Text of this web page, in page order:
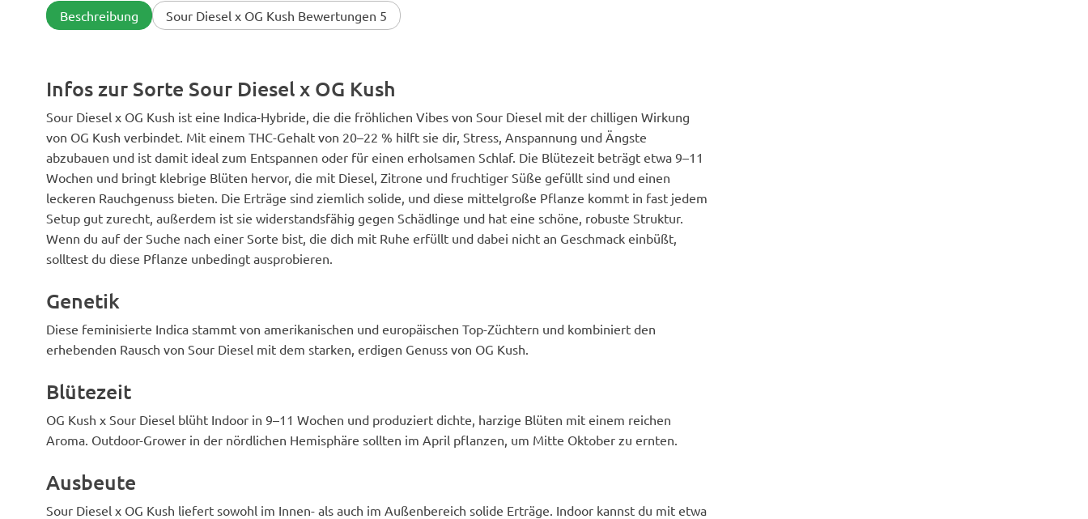
ist tief und entspannend – perfekt
zum Entspannen nach einem langen
zum Entspannen, aber nicht zu sehr
auf der Couch.
Beschreibung Sour Diesel x OG Kush Bewertungen 5
Infos zur Sorte Sour Diesel x OG Kush
Sour Diesel x OG Kush ist eine Indica-Hybride, die die fröhlichen Vibes von Sour Diesel mit der chilligen Wirkung
von OG Kush verbindet. Mit einem THC-Gehalt von 20–22 % hilft sie dir, Stress, Anspannung und Ängste
abzubauen und ist damit ideal zum Entspannen oder für einen erholsamen Schlaf. Die Blütezeit beträgt etwa 9–11
Wochen und bringt klebrige Blüten hervor, die mit Diesel, Zitrone und fruchtiger Süße gefüllt sind und einen
leckeren Rauchgenuss bieten. Die Erträge sind ziemlich solide, und diese mittelgroße Pflanze kommt in fast jedem
Setup gut zurecht, außerdem ist sie widerstandsfähig gegen Schädlinge und hat eine schöne, robuste Struktur.
Wenn du auf der Suche nach einer Sorte bist, die dich mit Ruhe erfüllt und dabei nicht an Geschmack einbüßt,
solltest du diese Pflanze unbedingt ausprobieren.
Genetik
Diese feminisierte Indica stammt von amerikanischen und europäischen Top-Züchtern und kombiniert den
erhebenden Rausch von Sour Diesel mit dem starken, erdigen Genuss von OG Kush.
Blütezeit
OG Kush x Sour Diesel blüht Indoor in 9–11 Wochen und produziert dichte, harzige Blüten mit einem reichen
Aroma. Outdoor-Grower in der nördlichen Hemisphäre sollten im April pflanzen, um Mitte Oktober zu ernten.
Ausbeute
Sour Diesel x OG Kush liefert sowohl im Innen- als auch im Außenbereich solide Erträge. Indoor kannst du mit etwa